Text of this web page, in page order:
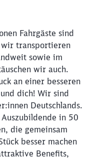
Fahrgäste sind
wir transportieren
sowie im
wir auch.
an einer besseren
dich! Wir sind
Deutschlands.
in 50
die gemeinsam
besser machen
Benefits,